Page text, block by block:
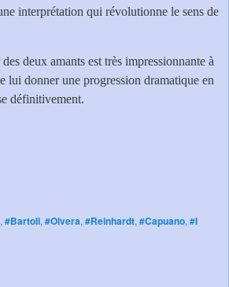
interprétation qui révolutionne le sens de
deux amants est très impressionnante à
lui donner une progression dramatique en
définitivement.
, #Bartoli, #Olvera, #Reinhardt, #Capuano, #I